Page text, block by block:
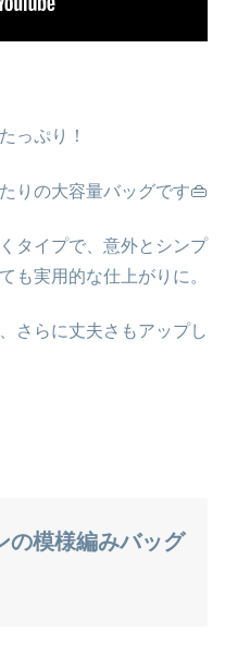
っぷり！
りの大容量バッグです👜
タイプで、意外とシンプ
も実用的な仕上がり に。
さらに丈夫さもアップし
の模様編みバッグ